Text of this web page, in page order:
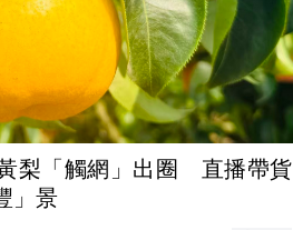
梨「觸網」出圈 直播帶貨
」景